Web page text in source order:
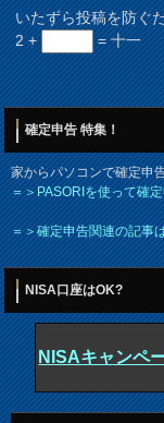
いたずら投稿を防ぐ
2 +
= 十一
確定申告 特集！
家からパソコンで確定申
＝＞PASORIを使って確
＝＞確定申告関連の記事
NISA口座はOK?
NISAキャンペ